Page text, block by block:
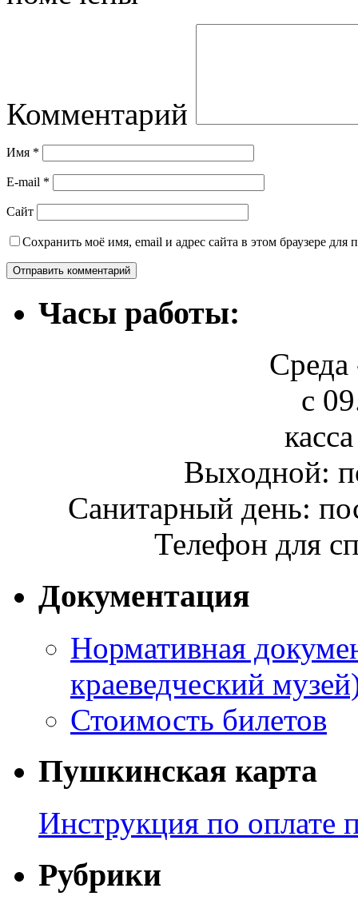
Комментарий
Имя *
E-mail *
Сайт
Сохранить моё имя, email и адрес сайта в этом браузере
Часы работы:
Среда
с
Выходной:
Санитарный день:
Телефон для
Документация
Нормативная
краеведческий
Стоимость билетов
Пушкинская карта
Инструкция по оплате
Рубрики